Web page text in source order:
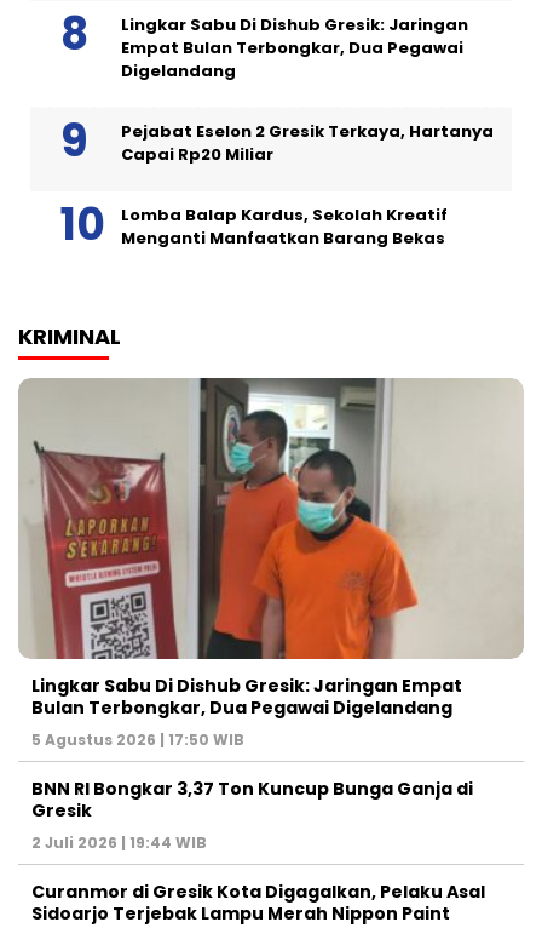
Lingkar Sabu Di Dishub Gresik: Jaringan
Empat Bulan Terbongkar, Dua Pegawai
Digelandang
Pejabat Eselon 2 Gresik Terkaya, Hartanya
Capai Rp20 Miliar
Lomba Balap Kardus, Sekolah Kreatif
Menganti Manfaatkan Barang Bekas
KRIMINAL
Lingkar Sabu Di Dishub Gresik: Jaringan Empat
Bulan Terbongkar, Dua Pegawai Digelandang
5 Agustus 2026 | 17:50 WIB
BNN RI Bongkar 3,37 Ton Kuncup Bunga Ganja di
Gresik
2 Juli 2026 | 19:44 WIB
Curanmor di Gresik Kota Digagalkan, Pelaku Asal
Sidoarjo Terjebak Lampu Merah Nippon Paint